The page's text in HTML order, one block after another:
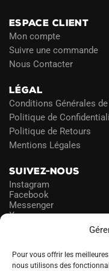
Pour vous offrir les
nous utilisons des
ESPACE CLIENT
Mon compte
Suivre une commande
Nous Contacter
LÉGAL
Conditions Générales
Politique de
Politique de Retours
Mentions Légales
SUIVEZ-NOUS
Instagram
Facebook
Messenger
X